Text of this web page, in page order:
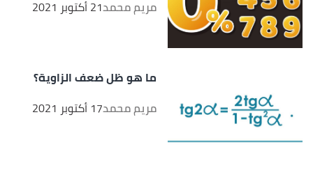
مريم محمد21 أكتوبر 2021
ما هو ظل ضعف الزاوية؟
مريم محمد17 أكتوبر 2021